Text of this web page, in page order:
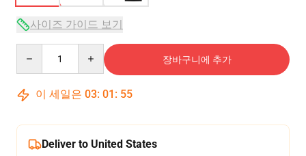
사이즈 가이드 보기
장바구니에 추가
이 세일은 03: 01 : 54
Deliver to United States